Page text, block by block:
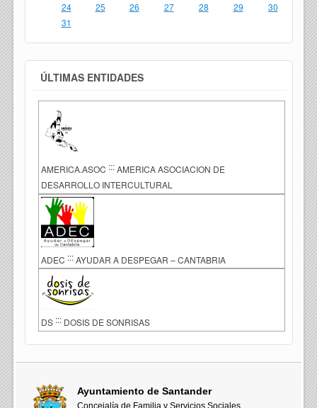
24
25 26 27 28 29
30
31
ÚLTIMAS ENTIDADES
AMERICA.ASOC ::: AMERICA ASOCIACION DE
DESARROLLO INTERCULTURAL
ADEC ::: AYUDAR A DESPEGAR – CANTABRIA
DS ::: DOSIS DE SONRISAS
Ayuntamiento de Santander
Concejalía de Familia y Servicios Sociales